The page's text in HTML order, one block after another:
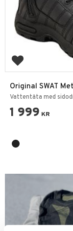
Add to favorites
Original SWAT
Vattentäta med
1 999 KR